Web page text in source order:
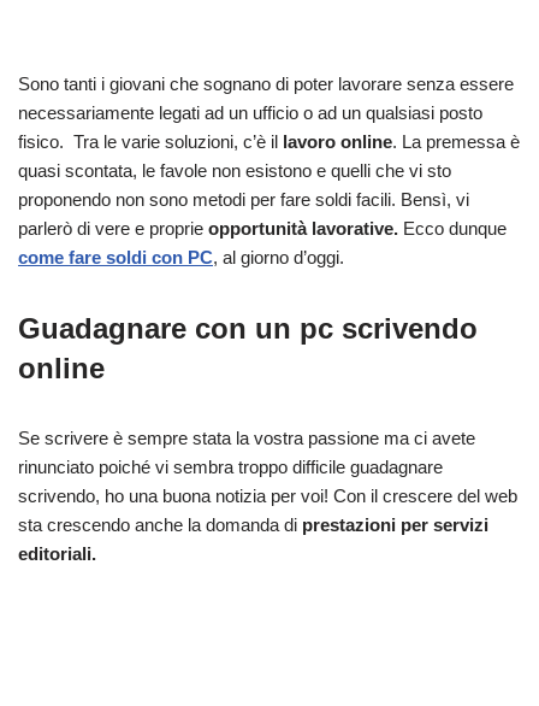
Sono tanti i giovani che sognano di poter lavorare senza essere
necessariamente legati ad un ufficio o ad un qualsiasi posto
fisico. Tra le varie soluzioni, c’è il lavoro online. La premessa è
quasi scontata, le favole non esistono e quelli che vi sto
proponendo non sono metodi per fare soldi facili. Bensì, vi
parlerò di vere e proprie opportunità lavorative. Ecco dunque
come fare soldi con PC, al giorno d’oggi.
Guadagnare con un pc scrivendo
online
Se scrivere è sempre stata la vostra passione ma ci avete
rinunciato poiché vi sembra troppo difficile guadagnare
scrivendo, ho una buona notizia per voi! Con il crescere del web
sta crescendo anche la domanda di prestazioni per servizi
editoriali.